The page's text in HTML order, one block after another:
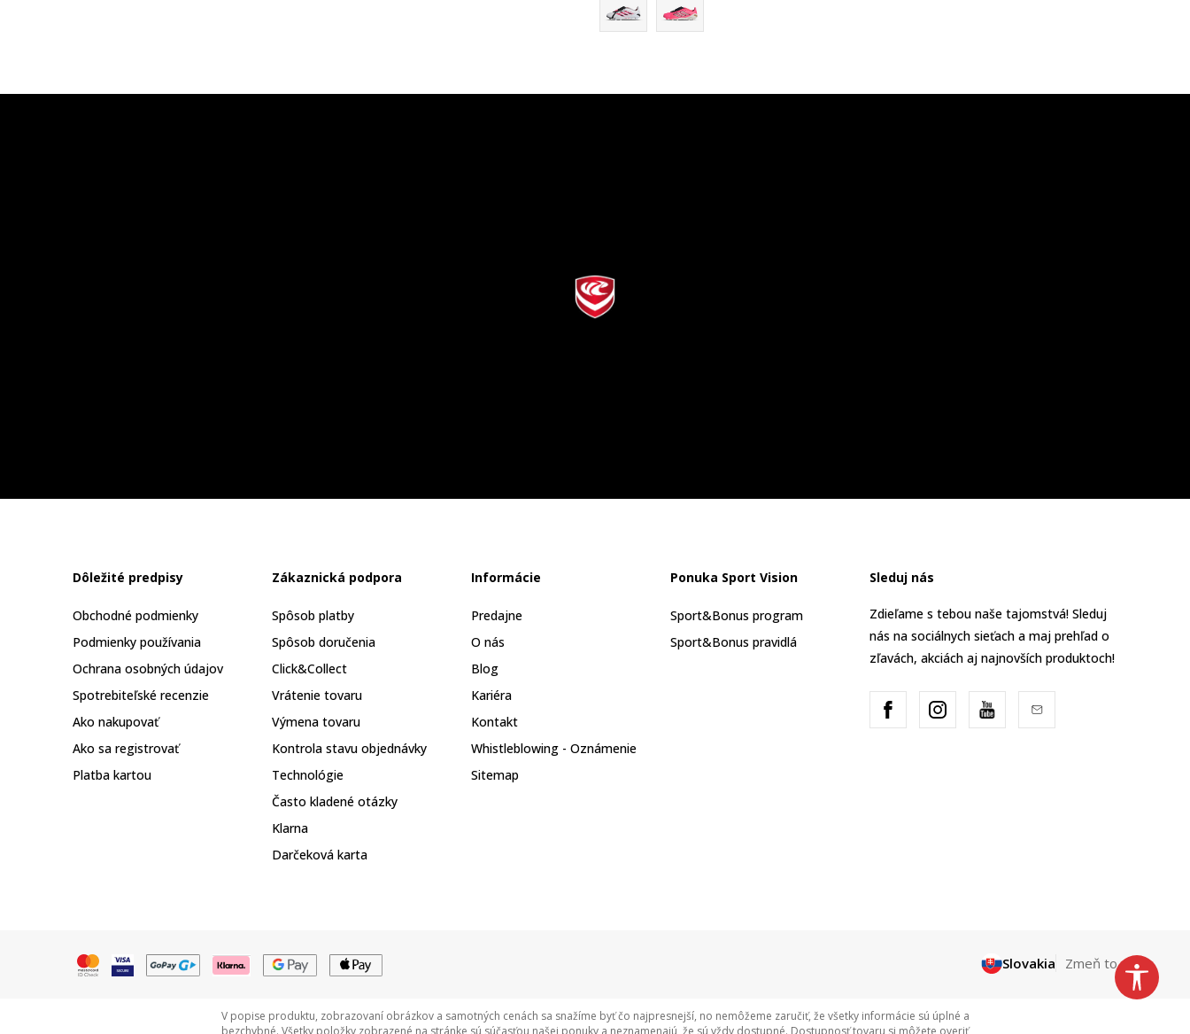
Dôležité predpisy
Obchodné podmienky
Podmienky používania
Ochrana osobných údajov
Spotrebiteľské recenzie
Ako nakupovať
Ako sa registrovať
Platba kartou
Zákaznická podpora
Spôsob platby
Spôsob doručenia
Click&Collect
Vrátenie tovaru
Výmena tovaru
Kontrola stavu objednávky
Technológie
Často kladené otázky
Klarna
Darčeková karta
Informácie
Predajne
O nás
Blog
Kariéra
Kontakt
Whistleblowing - Oznámenie
Sitemap
Ponuka Sport Vision
Sport&Bonus program
Sport&Bonus pravidlá
Sleduj nás
Zdieľame s tebou naše tajomstvá! Sleduj
nás na sociálnych sieťach a maj prehľad o
zľavách, akciách aj najnovších produktoch!
Slovakia Zmeň to
V popise produktu, zobrazovaní obrázkov a samotných cenách sa snažíme byť čo najpresnejší, no nemôžeme zaručiť, že všetky informácie sú úplné a